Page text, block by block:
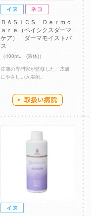
ＢＡＳＩＣＳ Ｄｅｒｍｃ
ａｒｅ（ベイシクスダーマ
ケア） ダーマモイストバ
ス
（400mL (液体)）
皮膚の専門家が監修した、皮膚
にやさしい入浴剤。